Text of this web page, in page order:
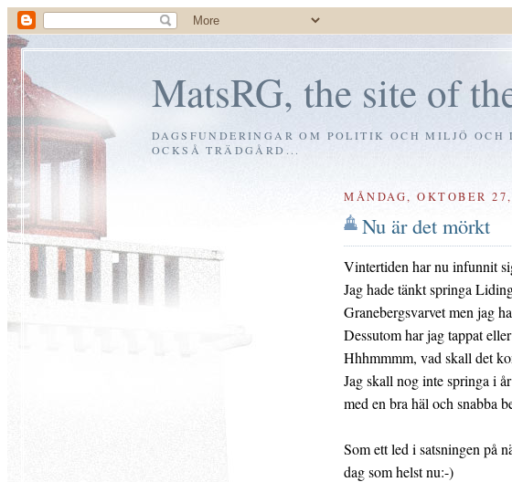
MatsRG, the site of
DAGSFUNDERINGAR OM POLITIK OCH MILJÖ
OCKSÅ TRÄDGÅRD...
MÅNDAG, OKTOBER
Nu är det mörkt
Vintertiden har nu infunnit
Jag hade tänkt springa
Granebergsvarvet men jag
Dessutom har jag tappat
Hhhmmmm, vad skall det
Jag skall nog inte springa i
med en bra häl och snabba
Som ett led i satsningen på
dag som helst nu:-)